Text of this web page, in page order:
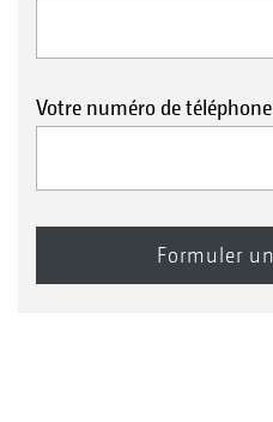
Votre numéro de téléphone